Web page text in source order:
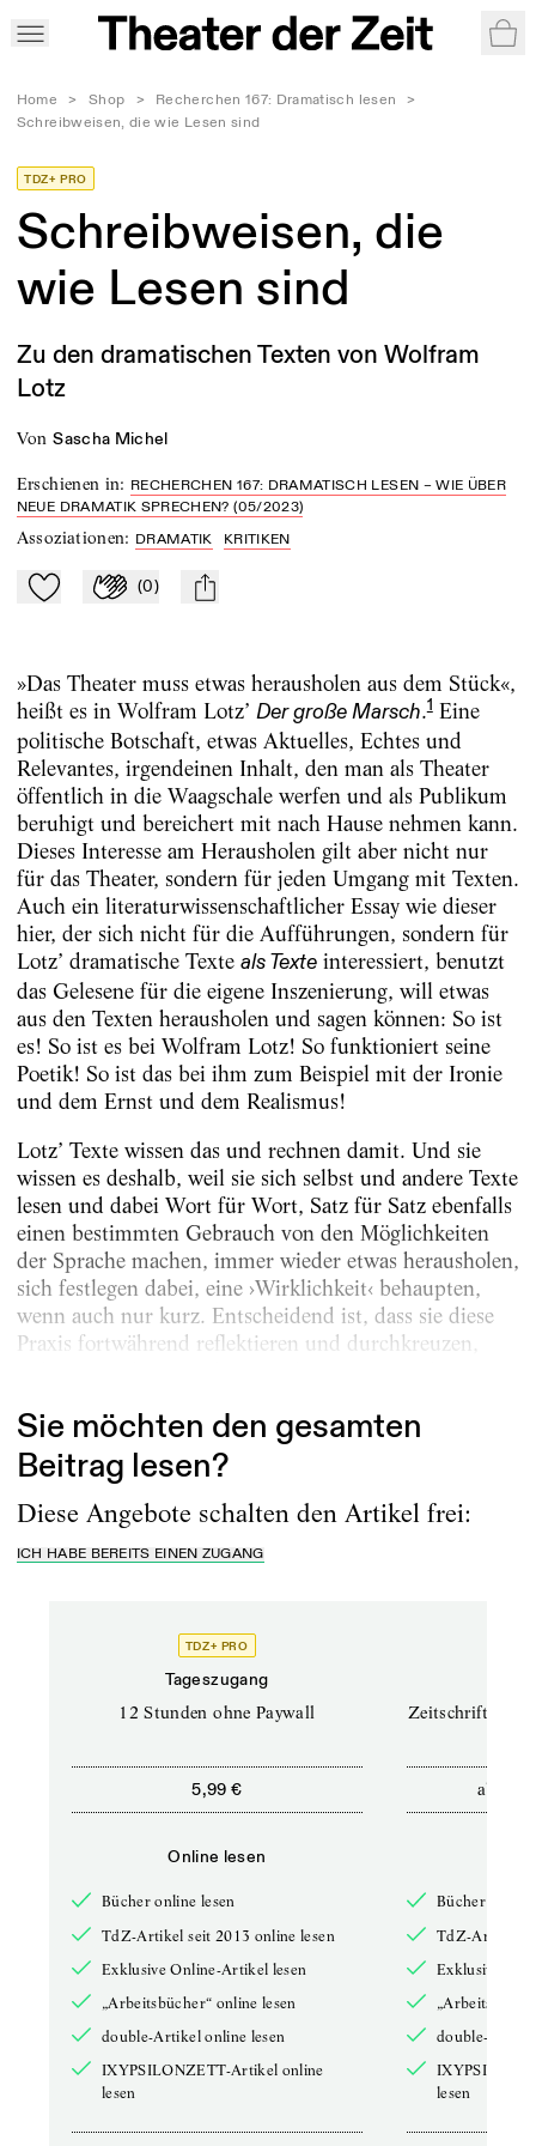
Home > Shop > Recherchen 167: Dramatisch lesen
>
Schreibweisen, die wie Lesen sind
TDZ+ PRO
Schreibweisen, die
wie Lesen sind
Zu den dramatischen Texten von Wolfram
Lotz
von Sascha Michel
Erschienen in: RECHERCHEN 167: DRAMATISCH LESEN – WIE ÜBER
NEUE DRAMATIK SPRECHEN? (05/2023)
Assoziationen: DRAMATIK KRITIKEN
Zu Mein-TdZ hinzufügen
Applaudieren
(0) mail
»Das Theater muss etwas herausholen aus dem Stück«,
heißt es in Wolfram Lotz’ Der große Marsch.1Eine
politische Botschaft, etwas Aktuelles, Echtes und
Relevantes, irgendeinen Inhalt, den man als Theater
öffentlich in die Waagschale werfen und als Publikum
beruhigt und bereichert mit nach Hause nehmen kann.
Dieses Interesse am Herausholen gilt aber nicht nur
für das Theater, sondern für jeden Umgang mit Texten.
Auch ein literaturwissenschaftlicher Essay wie dieser
hier, der sich nicht für die Aufführungen, sondern für
Lotz’ dramatische Texte als Texteinteressiert, benutzt
das Gelesene für die eigene Inszenierung, will etwas
aus den Texten herausholen und sagen können: So ist
es! So ist es bei Wolfram Lotz! So funktioniert seine
Poetik! So ist das bei ihm zum Beispiel mit der Ironie
und dem Ernst und dem Realismus!
Lotz’ Texte wissen das und rechnen damit. Und sie
wissen es deshalb, weil sie sich selbst und andere Texte
lesen und dabei Wort für Wort, Satz für Satz ebenfalls
einen bestimmten Gebrauch von den Möglichkeiten
der Sprache machen, immer wieder etwas herausholen,
sich festlegen dabei, eine ›Wirklichkeit‹ behaupten,
wenn auch nur kurz. Entscheidend ist, dass sie diese
Praxis fortwährend reflektieren und durchkreuzen,
Sie möchten den gesamten
Beitrag lesen?
Diese Angebote schalten den Artikel frei:
ICH HABE BEREITS EINEN ZUGANG
TDZ+ PRO
Tageszugang
12 Stunden ohne Paywall
5,99 €
Online lesen
Bücher online lesen
TdZ-Artikel seit 2013 online lesen
Exklusive Online-Artikel lesen
„Arbeitsbücher“ online lesen
double-Artikel online lesen
IXYPSILONZETT-Artikel online
lesen
Zeitschriften
ab
Bücher online
TdZ-Artikel
Exklusive
double-
lesen